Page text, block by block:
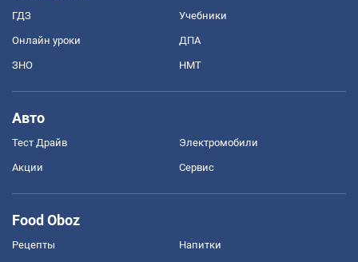
ГДЗ Учебники
Онлайн уроки ДПА
ЗНО НМТ
Авто
Тест Драйв Электромобили
Акции Сервис
Food Oboz
Рецепты Напитки